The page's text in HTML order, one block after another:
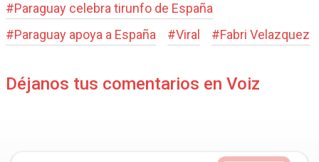
#Paraguay celebra tirunfo de España
#Paraguay apoya a España #Viral #Fabri Velazquez
Déjanos tus comentarios en Voiz